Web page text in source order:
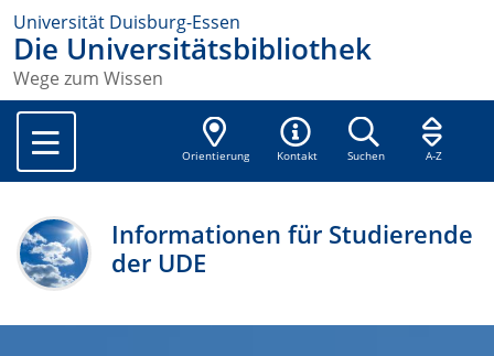
Universität Duisburg-Essen
Die Universitätsbibliothek
Wege zum Wissen
Orientierung Kontakt Suchen A-Z
Informationen für Studierende
der UDE